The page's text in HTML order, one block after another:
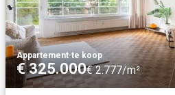
Appartement·te koop
€ 325.000€ 2.777/m²